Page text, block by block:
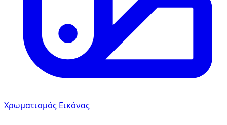
Χρωματισμός Εικόνας